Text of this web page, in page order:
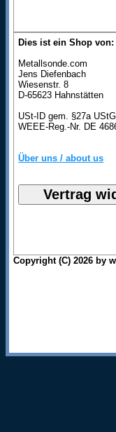
Dies ist ein Shop von:
Metallsonde.com
Jens Diefenbach
Wiesenstr. 8
D-65623 Hahnstätten
USt-ID gem. §27a
WEEE-Reg.-Nr. DE
Über uns / about us
Copyright (C) 2026 by